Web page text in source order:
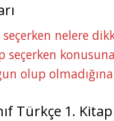
nelere
seçerken
olup
Türkçe 1.